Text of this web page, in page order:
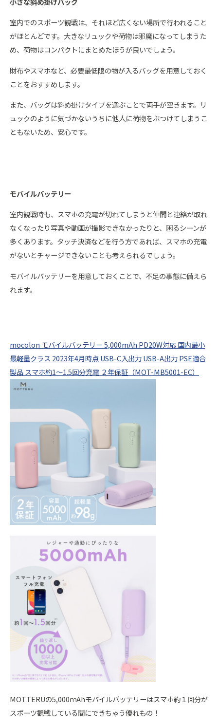
室内でのスポーツ観戦は、それほど広くない場所で行われること
がほとんどです。大きなリュックや荷物は邪魔になってしまうた
め、荷物はコンパクトにまとめたほうが良いでしょう。
財布やスマホなど、必要最低限の物が入るバッグを用意しておく
ことをおすすめします。
また、バッグは斜め掛けタイプを選ぶことで両手が空きます。リ
ュックのように気づかないうちに他人に荷物をぶつけてしまうこ
ともないため、安心です。
モバイルバッテリー
室内観戦時も、スマホの充電が切れてしまうと仲間と連絡が取れ
なくなったり写真や動画が撮影できなかったりと、困るシーンが
多くあります。タッチ決済などを行う方であれば、スマホの充電
がないとチャージできないことも考えられるでしょう。
モバイルバッテリーを用意しておくことで、不足の事態に備えら
れます。
mocolon モバイルバッテリー 5,000mAh PD20W対応 国内最小
最軽量クラス 2023年4月時点 USB-C入出力 USB-A出力 PSE適合
製品 スマホ約1～1.5回分充電 ２年保証（MOT-MB5001-EC）
MOTTERUの5,000ｍAhモバイルバッテリーはスマホ約１回分が
スポーツ観戦している間にできちゃう優れもの！